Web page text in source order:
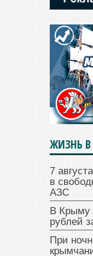
ЖИЗНЬ В
7
в
АЗС
В Крыму
рублей
При